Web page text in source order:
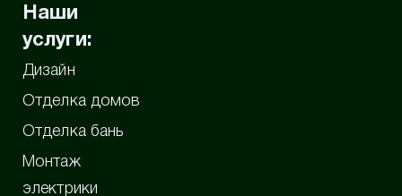
Наши
услуги:
Дизайн
Отделка домов
Отделка бань
Монтаж
электрики